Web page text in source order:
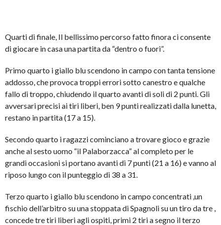
Quarti di finale, Il bellissimo percorso fatto finora ci consente
di giocare in casa una partita da “dentro o fuori”.
Primo quarto i giallo blu scendono in campo con tanta tensione
addosso, che provoca troppi errori sotto canestro e qualche
fallo di troppo, chiudendo il quarto avanti di soli di 2 punti. Gli
avversari precisi ai tiri liberi, ben 9 punti realizzati dalla lunetta,
restano in partita (17 a 15).
Secondo quarto i ragazzi cominciano a trovare gioco e grazie
anche al sesto uomo “il Palaborzacca” al completo per le
grandi occasioni si portano avanti di 7 punti (21 a 16) e vanno al
riposo lungo con il punteggio di 38 a 31.
Terzo quarto i giallo blu scendono in campo concentrati ,un
fischio dell’arbitro su una stoppata di Spagnoli su un tiro da tre ,
concede tre tiri liberi agli ospiti, primi 2 tiri a segno il terzo